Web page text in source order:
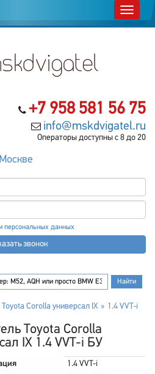
+7 958 581 56 75
info@mskdvigatel.ru
Операторы доступны с 8 до 20
персональных данных
звонок
Toyota Corolla универсал IX 1.4 VVT-i
Toyota Corolla
IX 1.4 VVT-i БУ
1.4 VVT-i